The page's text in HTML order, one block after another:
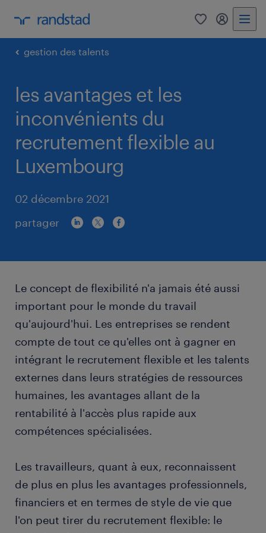
0 my
gestion des talents
les avantages et les
inconvénients du
recrutement flexible au
Luxembourg
02 décembre 2021
partager
Le concept de flexibilité n'a jamais été aussi
important pour le monde du travail
qu'aujourd'hui. Les entreprises se rendent
compte de tout ce qu'elles ont à gagner en
intégrant le recrutement flexible et les talents
externes dans leurs stratégies de ressources
humaines, les avantages allant de la
rentabilité à l'accès plus rapide aux
compétences spécialisées.
Les travailleurs, quant à eux, reconnaissent
de plus en plus les avantages professionnels,
financiers et en termes de style de vie que
l'on peut tirer du recrutement flexible: le